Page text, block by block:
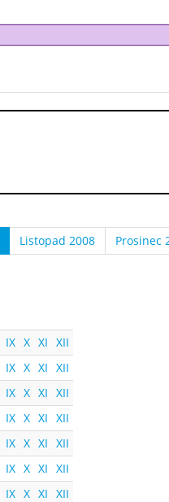
Listopad 2008 Prosinec
IX X XI XII
IX X XI XII
IX X XI XII
IX X XI XII
IX X XI XII
IX X XI XII
IX X XI XII